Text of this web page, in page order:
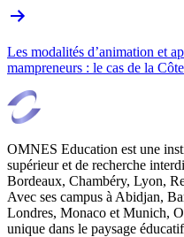
Les modalités d’animation et
mampreneurs : le cas de la
OMNES Education est une
supérieur et de recherche
Bordeaux, Chambéry, Lyon,
Avec ses campus à Abidjan,
Londres, Monaco et Munich,
unique dans le paysage